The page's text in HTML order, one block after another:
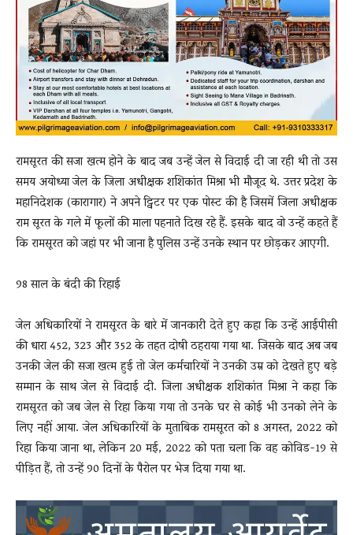
रामसूरत की सजा खत्म होने के बाद जब उन्हें जेल से विदाई दी जा रही थी तो उस
समय अयोध्या जेल के जिला अधीक्षक शशिकांत मिश्रा भी मौजूद थे. उत्तर प्रदेश के
महानिदेशक (कारागार) ने अपने ट्विटर पर एक पोस्ट की है जिसमें जिला अधीक्षक
राम सूरत के गले में फूलों की माला पहनाते दिख रहे हैं. इसके बाद वो उन्हें कहते हैं
कि रामसूरत को जहां पर भी जाना है पुलिस उन्हें उनके स्थान पर छोड़कर आएगी.
98 साल के बंदी की रिहाई
जेल अधिकारियों ने रामसूरत के बारे में जानकारी देते हुए कहा कि उन्हें आईपीसी
की धारा 452, 323 और 352 के तहत दोषी ठहराया गया था. जिसके बाद अब जब
उनकी जेल की सजा खत्म हुई तो जेल कर्मचारियों ने उनकी उम्र को देखते हुए बड़े
सम्मान के साथ जेल से विदाई दी. जिला अधीक्षक शशिकांत मिश्रा ने कहा कि
रामसूरत को जब जेल से रिहा किया गया तो उनके घर से कोई भी उनको लेने के
लिए नहीं आया. जेल अधिकारियों के मुताबिक रामसूरत को 8 अगस्त, 2022 को
रिहा किया जाना था, लेकिन 20 मई, 2022 को पता चला कि वह कोविड-19 से
पीड़ित हैं, तो उन्हें 90 दिनों के पैरोल पर भेज दिया गया था.